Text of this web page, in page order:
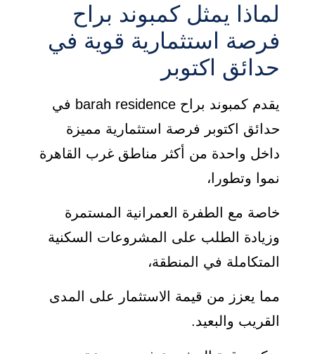
لماذا يمثل كمبوند براح
فرصة استثمارية قوية في
حدائق اكتوبر
يقدم كمبوند براح barah residence في
حدائق اكتوبر فرصة استثمارية مميزة
داخل واحدة من أكثر مناطق غرب القاهرة
نموا وتطورا،
خاصة مع الطفرة العمرانية المستمرة
وزيادة الطلب على المشروعات السكنية
المتكاملة في المنطقة،
مما يعزز من قيمة الاستثمار على المدى
القريب والبعيد.